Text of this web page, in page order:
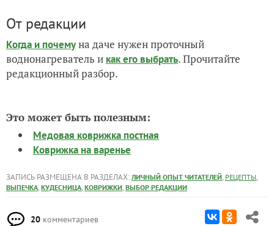
От редакции
Когда и почемуна даче нужен проточный
воднонагреватель и как его выбрать. Прочитайте
редакционный разбор.
Это может быть полезным:
Медовая коврижка постная
Коврижка на варенье
ЗАПИСЬ РАЗМЕЩЕНА В РАЗДЕЛАХ: ЛИЧНЫЙ ОПЫТ ЧИТАТЕЛЕЙ, РЕЦЕПТЫ,
ВЫПЕЧКА, КУДЕСНИЦА, КОВРИЖКИ, ВЫБОР РЕДАКЦИИ
20 комментариев